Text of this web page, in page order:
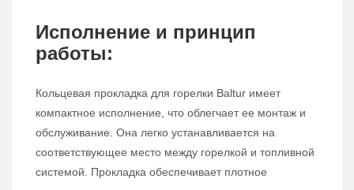
Исполнение и принцип
работы:
Кольцевая прокладка для горелки Baltur имеет
компактное исполнение, что облегчает ее монтаж и
обслуживание. Она легко устанавливается на
соответствующее место между горелкой и топливной
системой. Прокладка обеспечивает плотное